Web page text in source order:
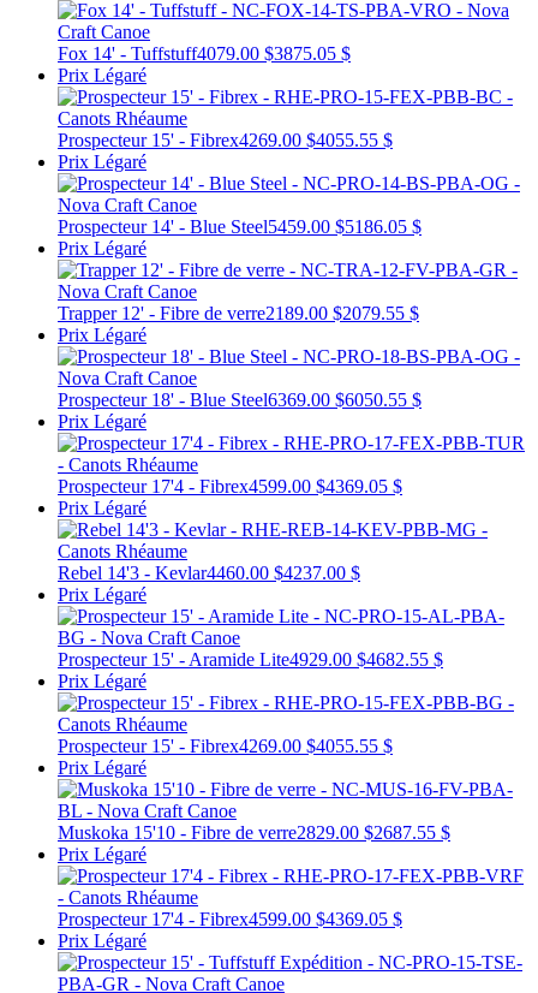
Fox 14' - Tuffstuff4079.00 $3875.05 $
Prix Légaré
Prospecteur 15' - Fibrex4269.00 $4055.55 $
Prix Légaré
Prospecteur 14' - Blue Steel5459.00 $5186.05 $
Prix Légaré
Trapper 12' - Fibre de verre2189.00 $2079.55 $
Prix Légaré
Prospecteur 18' - Blue Steel6369.00 $6050.55 $
Prix Légaré
Prospecteur 17'4 - Fibrex4599.00 $4369.05 $
Prix Légaré
Rebel 14'3 - Kevlar4460.00 $4237.00 $
Prix Légaré
Prospecteur 15' - Aramide Lite4929.00 $4682.55 $
Prix Légaré
Prospecteur 15' - Fibrex4269.00 $4055.55 $
Prix Légaré
Muskoka 15'10 - Fibre de verre2829.00 $2687.55 $
Prix Légaré
Prospecteur 17'4 - Fibrex4599.00 $4369.05 $
Prix Légaré